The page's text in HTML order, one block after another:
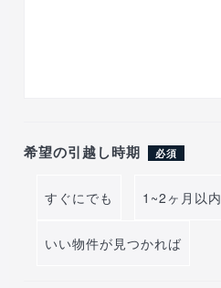
希望の引越し時期 必須
すぐにでも 1~2ヶ月以内
いい物件が見つかれば